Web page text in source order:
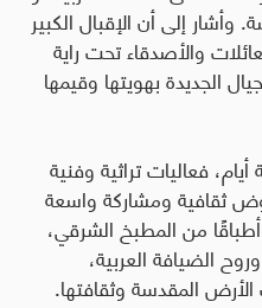
إلى أن الإقبال الكبير
والأصدقاء تحت راية
الجديدة بهويتها وقيمها
فعاليات تراثية وفنية
ثقافية ومشاركة واسعة
من المطبخ الشرقي،
الضيافة العربية،
المقدسة وثقافتها.